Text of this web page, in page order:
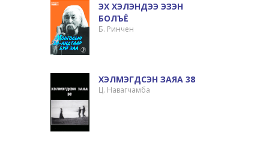
ЭХ ХЭЛЭНДЭЭ ЭЗЭН
БОЛЪЁ
Б. Ринчен
ХЭЛМЭГДСЭН ЗАЯА 38
Ц. Навагчамба